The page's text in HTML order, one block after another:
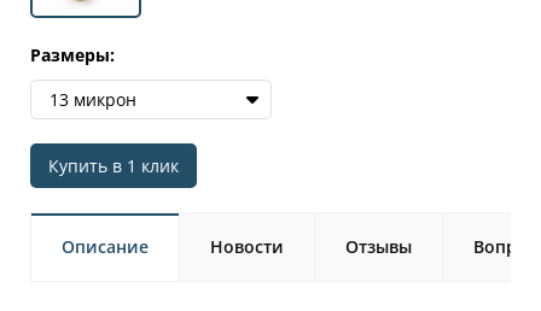
Размеры:
13 микрон
Купить в 1 клик
Описание Новости Отзывы